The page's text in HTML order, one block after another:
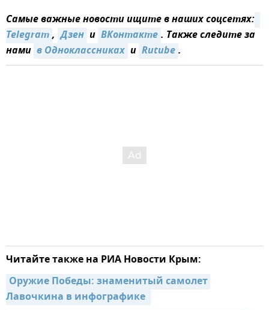
Самые важные новости ищите в наших соцсетях:
Telegram, Дзен и ВКонтакте. Также следите за
нами в Одноклассниках и Rutube.
Читайте также на РИА Новости Крым:
Оружие Победы: знаменитый самолет
Лавочкина в инфографике